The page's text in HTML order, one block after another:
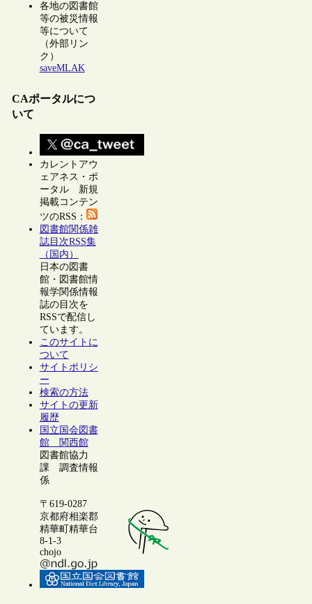
各地の図書館
等の被災情報
等について
（外部リン
ク）
saveMLAK
CAポータルにつ
いて
カレントアウ
ェアネス・ポ
ータル 新規
掲載コンテン
ツのRSS：
図書館関係雑
誌目次RSS集
（国内）
日本の図書
館・図書館情
報学関係情報
誌の目次を
RSSで配信し
ています。
このサイトに
ついて
サイトポリシ
ー
検索の方法
サイトの更新
履歴
国立国会図書
館 関西館
図書館協力
課 調査情報
係
〒619-0287
京都府相楽郡
精華町精華台
8-1-3
chojo